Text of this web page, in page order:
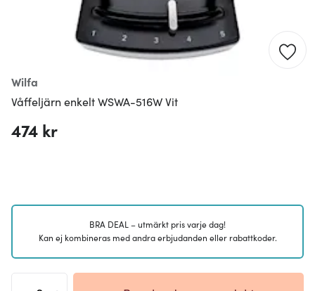
Wilfa
Våffeljärn enkelt WSWA-516W Vit
474 kr
BRA DEAL – utmärkt pris varje dag!
Kan ej kombineras med andra erbjudanden eller rabattkoder.